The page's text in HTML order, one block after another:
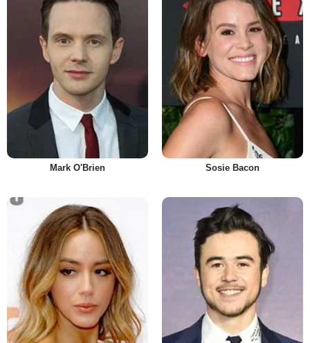
Mark O'Brien Sosie Bacon